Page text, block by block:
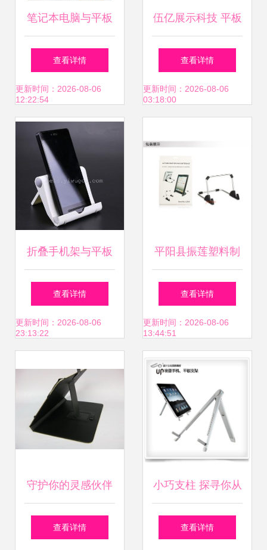
笔记本电脑与平板
电脑支架 便捷高效
的移动办公神器
查看详情
更新时间：2026-08-06
12:22:54
伍亿展示科技 平板
电脑防盗展示架，
安全与美学的完美
查看详情
更新时间：2026-08-06
03:18:00
折叠手机架与平板
电脑支架 便携与功
能的完美平衡
查看详情
更新时间：2026-08-06
23:13:22
平阳县振莲塑料制
品厂 打造精品铝合
金底座iPad平板支
架，重塑电脑周边
产品新体验
查看详情
更新时间：2026-08-06
13:44:51
守护你的灵感伙伴
最新最全S2010A
查看详情
小巧支柱 探寻你从
未注意到的平板电
查看详情